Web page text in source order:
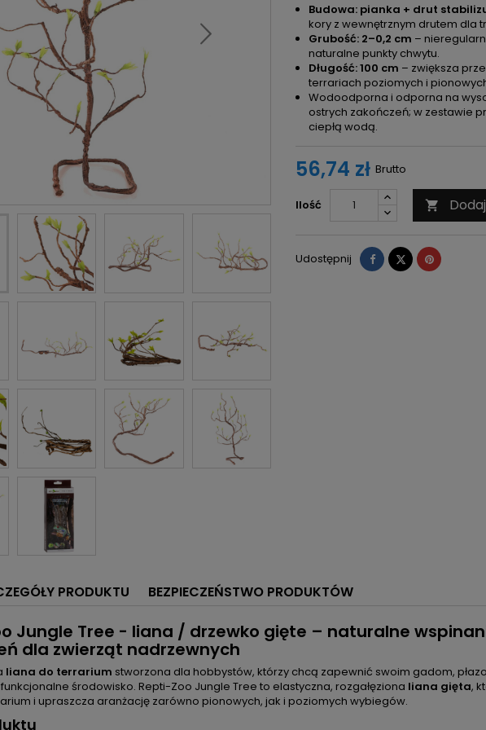
Budowa: pianka + drut
kory z wewnętrznym drutem dla
Grubość: 2–0,2 cm –
naturalne punkty chwytu.
Długość: 100 cm – zwiększa
terrariach poziomych i
Wodoodporna i odporna na
ostrych zakończeń; w zestawie
ciepłą wodą.
56,74 zł Brutto
Ilość 
Udostępnij Udostępnij
TweetujPinterest
PRODUKTU BEZPIECZEŃSTWO PRODUKTÓW
Jungle Tree - liana / drzewko gięte – naturalne
dla zwierząt nadrzewnych
liana do terrarium stworzona dla hobbystów, którzy chcą zapewnić swoim gadom,
środowisko. Repti-Zoo Jungle Tree to elastyczna, rozgałęziona liana gięta,
i upraszcza aranżację zarówno pionowych, jak i poziomych wybiegów.